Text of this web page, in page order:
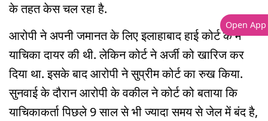
के तहत केस चल रहा है.
आरोपी ने अपनी जमानत के लिए इलाहाबाद हाई कोर्ट के में
याचिका दायर की थी. लेकिन कोर्ट ने अर्जी को खारिज कर
दिया था. इसके बाद आरोपी ने सुप्रीम कोर्ट का रुख किया.
सुनवाई के दौरान आरोपी के वकील ने कोर्ट को बताया कि
याचिकाकर्ता पिछले 9 साल से भी ज्यादा समय से जेल में बंद है,
Open App